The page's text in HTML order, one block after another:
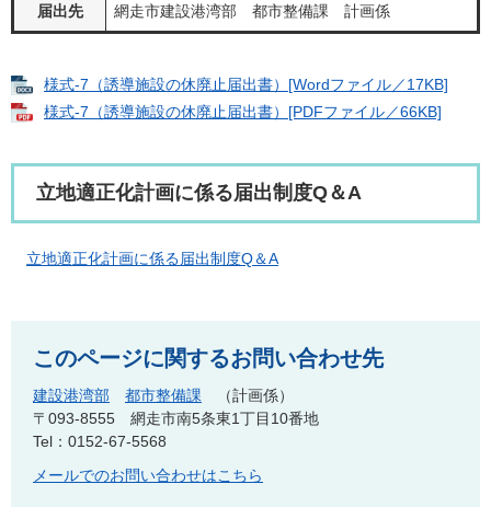
届出先 網走市建設港湾部 都市整備課 計画係
様式-7（誘導施設の休廃止届出書）[Wordファイル／17KB]
様式-7（誘導施設の休廃止届出書）[PDFファイル／66KB]
立地適正化計画に係る届出制度Q＆A
立地適正化計画に係る届出制度Q＆A
このページに関するお問い合わせ先
建設港湾部 都市整備課
計画係
〒093-8555
網走市南5条東1丁目10番地
Tel：0152-67-5568
メールでのお問い合わせはこちら